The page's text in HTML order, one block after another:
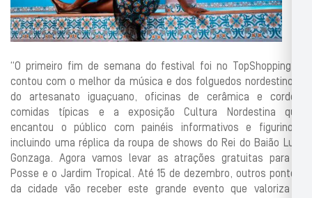
“O primeiro fim de semana do festival foi no TopShopping e
contou com o melhor da música e dos folguedos nordestinos,
do artesanato iguaçuano, oficinas de cerâmica e cordel,
comidas típicas e a exposição Cultura Nordestina que
encantou o público com painéis informativos e figurinos,
incluindo uma réplica da roupa de shows do Rei do Baião Luiz
Gonzaga. Agora vamos levar as atrações gratuitas para a
Posse e o Jardim Tropical. Até 15 de dezembro, outros pontos
da cidade vão receber este grande evento que valoriza a